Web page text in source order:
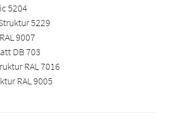
5204
5229
9007
DB 703
RAL 7016
RAL 9005